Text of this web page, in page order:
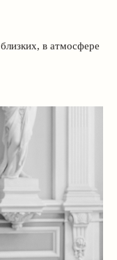
в атмосфере